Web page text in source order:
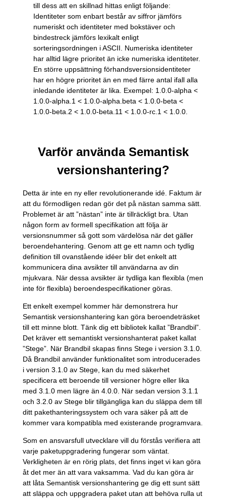
till dess att en skillnad hittas enligt följande:
Identiteter som enbart består av siffror jämförs
numeriskt och identiteter med bokstäver och
bindestreck jämförs lexikalt enligt
sorteringsordningen i ASCII. Numeriska identiteter
har alltid lägre prioritet än icke numeriska identiteter.
En större uppsättning förhandsversionsidentiteter
har en högre prioritet än en med färre antal ifall alla
inledande identiteter är lika. Exempel: 1.0.0-alpha <
1.0.0-alpha.1 < 1.0.0-alpha.beta < 1.0.0-beta <
1.0.0-beta.2 < 1.0.0-beta.11 < 1.0.0-rc.1 < 1.0.0.
Varför använda Semantisk
versionshantering?
Detta är inte en ny eller revolutionerande idé. Faktum är
att du förmodligen redan gör det på nästan samma sätt.
Problemet är att ”nästan” inte är tillräckligt bra. Utan
någon form av formell specifikation att följa är
versionsnummer så gott som värdelösa när det gäller
beroendehantering. Genom att ge ett namn och tydlig
definition till ovanstående idéer blir det enkelt att
kommunicera dina avsikter till användarna av din
mjukvara. När dessa avsikter är tydliga kan flexibla (men
inte för flexibla) beroendespecifikationer göras.
Ett enkelt exempel kommer här demonstrera hur
Semantisk versionshantering kan göra beroendeträsket
till ett minne blott. Tänk dig ett bibliotek kallat ”Brandbil”.
Det kräver ett semantiskt versionshanterat paket kallat
”Stege”. När Brandbil skapas finns Stege i version 3.1.0.
Då Brandbil använder funktionalitet som introducerades
i version 3.1.0 av Stege, kan du med säkerhet
specificera ett beroende till versioner högre eller lika
med 3.1.0 men lägre än 4.0.0. När sedan version 3.1.1
och 3.2.0 av Stege blir tillgängliga kan du släppa dem till
ditt pakethanteringssystem och vara säker på att de
kommer vara kompatibla med existerande programvara.
Som en ansvarsfull utvecklare vill du förstås verifiera att
varje paketuppgradering fungerar som väntat.
Verkligheten är en rörig plats, det finns inget vi kan göra
åt det mer än att vara vaksamma. Vad du kan göra är
att låta Semantisk versionshantering ge dig ett sunt sätt
att släppa och uppgradera paket utan att behöva rulla ut